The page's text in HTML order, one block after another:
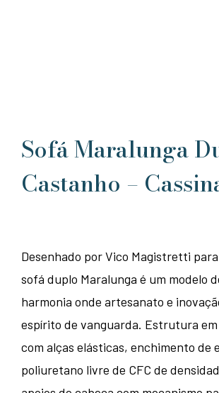
Sofá Maralunga
Castanho –
Desenhado por Vico Magistretti
sofá duplo Maralunga é um modelo
harmonia onde artesanato e
espírito de vanguarda. Estrutura
com alças elásticas, enchimento de
poliuretano livre de CFC de